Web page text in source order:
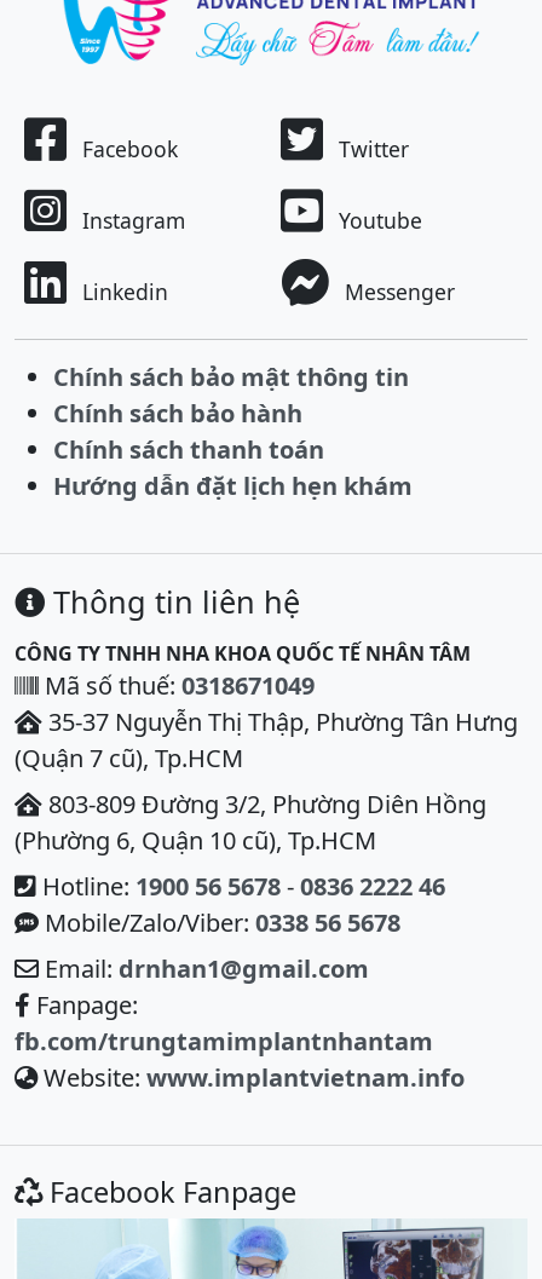
Facebook Twitter
Instagram Youtube
Linkedin Messenger
Chính sách bảo mật thông tin
Chính sách bảo hành
Chính sách thanh toán
Hướng dẫn đặt lịch hẹn khám
Thông tin liên hệ
CÔNG TY TNHH NHA KHOA QUỐC TẾ NHÂN TÂM
Mã số thuế: 0318671049
35-37 Nguyễn Thị Thập, Phường Tân Hưng
(Quận 7 cũ), Tp.HCM
803-809 Đường 3/2, Phường Diên Hồng
(Phường 6, Quận 10 cũ), Tp.HCM
Hotline: 1900 56 5678-0836 2222 46
Mobile/Zalo/Viber: 0338 56 5678
Email: drnhan1@gmail.com
Fanpage:
fb.com/trungtamimplantnhantam
Website: www.implantvietnam.info
Facebook Fanpage